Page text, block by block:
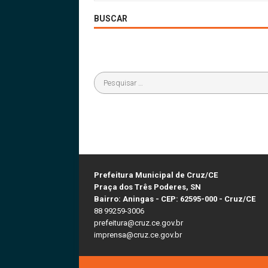
BUSCAR
Prefeitura Municipal de Cruz/CE
Praça dos Três Poderes, SN
Bairro: Aningas - CEP: 62595-000 - Cruz/CE
88 99259-3006
prefeitura@cruz.ce.gov.br
imprensa@cruz.ce.gov.br